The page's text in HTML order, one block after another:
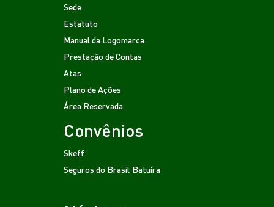
Sede
Estatuto
Manual da Logomarca
Prestação de Contas
Atas
Plano de Ações
Área Reservada
Convênios
Skeff
Seguros do Brasil Batuíra